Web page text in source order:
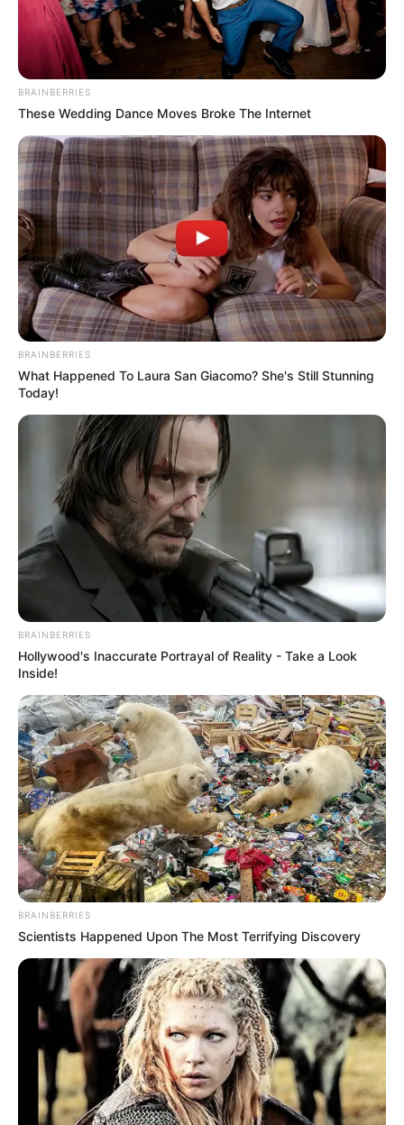
könnyen a mélyebb víz felé sodorhatja velük a
fürdőzőket. A kijelölt fürdőhelyek használata, az
egymásra figyelés, a parttól való távolság
betartása és az alapvető vízbiztonsági szabályok
komolyan vétele életet menthet.
A Bánki-tónál történt tragédia fájdalmas
figyelmeztetés arra, hogy a nyári fürdőzés
pillanatok alatt válhat végzetessé. Egy család most
a legnagyobb veszteséggel néz szembe, egy
közösség egy fiatal sportolót gyászol, a barátok és
sporttársak pedig egy olyan társuktól búcsúznak,
akinek még hosszú élet állhatott volna előtte.
2026. június 7-én a gyász, a döbbenet és az
együttérzés maradt Bánkon. A történtek súlya
nemcsak azokban él tovább, akik ismerték a fiút,
hanem mindenkiben, akit megrendített ez a
felfoghatatlan veszteség.
BRAINBERRIES
These Wedding Dance Moves Broke The Internet
BRAINBERRIES
What Happened To Laura San Giacomo? She's Still Stunning
Today!
BRAINBERRIES
Hollywood's Inaccurate Portrayal of Reality - Take a Look
Inside!
BRAINBERRIES
Scientists Happened Upon The Most Terrifying Discovery